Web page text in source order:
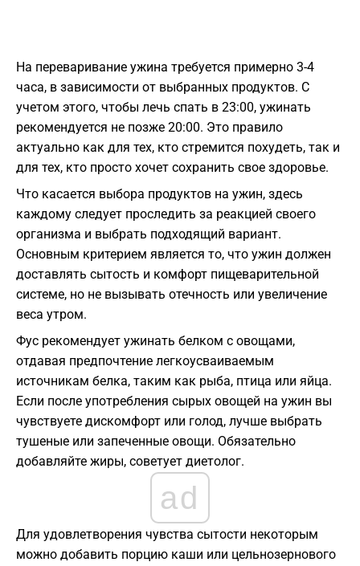
На переваривание ужина требуется примерно 3-4
часа, в зависимости от выбранных продуктов. С
учетом этого, чтобы лечь спать в 23:00, ужинать
рекомендуется не позже 20:00. Это правило
актуально как для тех, кто стремится похудеть, так и
для тех, кто просто хочет сохранить свое здоровье.
Что касается выбора продуктов на ужин, здесь
каждому следует проследить за реакцией своего
организма и выбрать подходящий вариант.
Основным критерием является то, что ужин должен
доставлять сытость и комфорт пищеварительной
системе, но не вызывать отечность или увеличение
веса утром.
Фус рекомендует ужинать белком с овощами,
отдавая предпочтение легкоусваиваемым
источникам белка, таким как рыба, птица или яйца.
Если после употребления сырых овощей на ужин вы
чувствуете дискомфорт или голод, лучше выбрать
тушеные или запеченные овощи. Обязательно
добавляйте жиры, советует диетолог.
ad
Для удовлетворения чувства сытости некоторым
можно добавить порцию каши или цельнозернового